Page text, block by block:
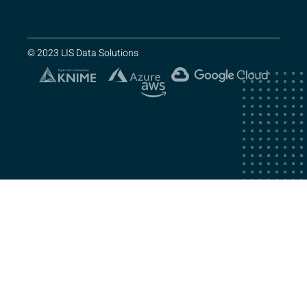
© 2023 LIS Data Solutions